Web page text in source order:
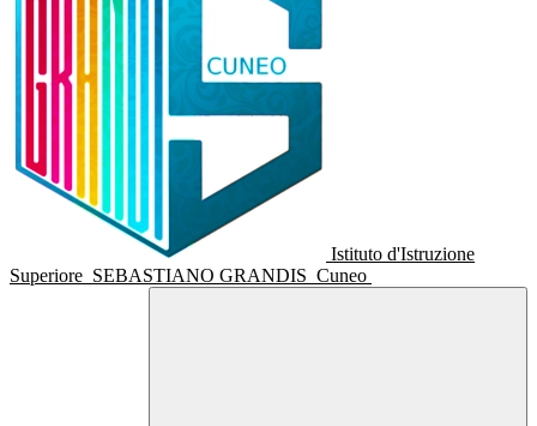
Istituto d'Istruzione
Superiore SEBASTIANO GRANDIS Cuneo